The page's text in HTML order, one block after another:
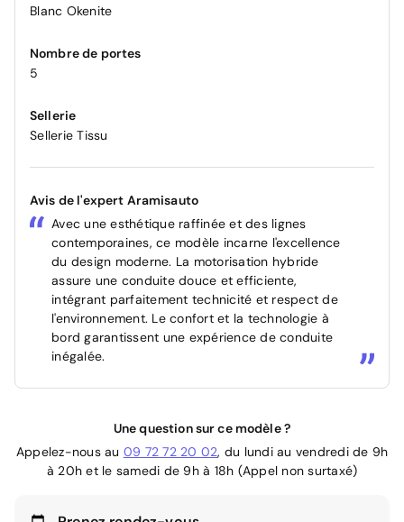
Blanc Okenite
Nombre de portes
5
Sellerie
Sellerie Tissu
Avis de l'expert Aramisauto
Avec une esthétique raffinée et des lignes
contemporaines, ce modèle incarne l'excellence
du design moderne. La motorisation hybride
assure une conduite douce et efficiente,
intégrant parfaitement technicité et respect de
l'environnement. Le confort et la technologie à
bord garantissent une expérience de conduite
inégalée.
Une question sur ce modèle ?
Appelez-nous au 09 72 72 20 02, du lundi au vendredi de 9h
à 20h et le samedi de 9h à 18h (Appel non surtaxé)